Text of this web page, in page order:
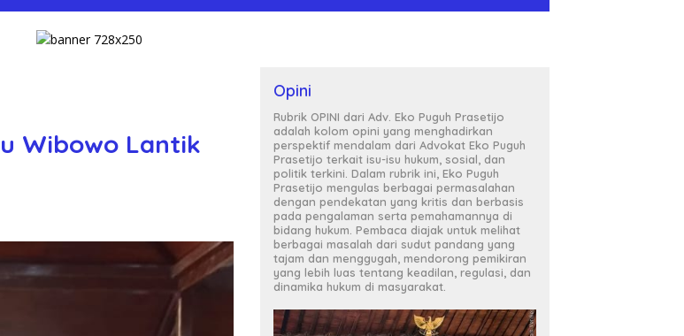
Wibowo Lantik
Opini
Rubrik OPINI dari Adv. Eko Puguh Prasetijo
adalah kolom opini yang menghadirkan
perspektif mendalam dari Advokat Eko Puguh
Prasetijo terkait isu-isu hukum, sosial, dan
politik terkini. Dalam rubrik ini, Eko Puguh
Prasetijo mengulas berbagai permasalahan
dengan pendekatan yang kritis dan berbasis
pada pengalaman serta pemahamannya di
bidang hukum. Pembaca diajak untuk melihat
berbagai masalah dari sudut pandang yang
tajam dan menggugah, mendorong pemikiran
yang lebih luas tentang keadilan, regulasi, dan
dinamika hukum di masyarakat.